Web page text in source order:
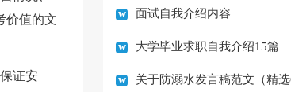
价值的文
证安
面试自我介绍内容
大学毕业求职自我介绍15篇
关于防溺水发言稿范文（精选